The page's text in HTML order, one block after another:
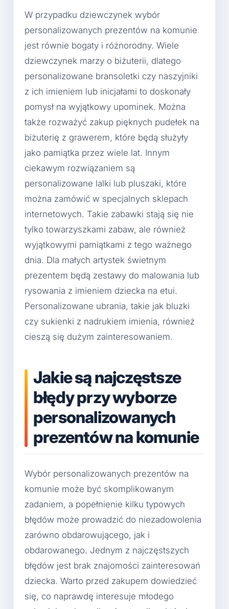
W przypadku dziewczynek wybór
personalizowanych prezentów na komunie
jest równie bogaty i różnorodny. Wiele
dziewczynek marzy o biżuterii, dlatego
personalizowane bransoletki czy naszyjniki
z ich imieniem lub inicjałami to doskonały
pomysł na wyjątkowy upominek. Można
także rozważyć zakup pięknych pudełek na
biżuterię z grawerem, które będą służyły
jako pamiątka przez wiele lat. Innym
ciekawym rozwiązaniem są
personalizowane lalki lub pluszaki, które
można zamówić w specjalnych sklepach
internetowych. Takie zabawki stają się nie
tylko towarzyszkami zabaw, ale również
wyjątkowymi pamiątkami z tego ważnego
dnia. Dla małych artystek świetnym
prezentem będą zestawy do malowania lub
rysowania z imieniem dziecka na etui.
Personalizowane ubrania, takie jak bluzki
czy sukienki z nadrukiem imienia, również
cieszą się dużym zainteresowaniem.
Jakie są najczęstsze
błędy przy wyborze
personalizowanych
prezentów na komunie
Wybór personalizowanych prezentów na
komunie może być skomplikowanym
zadaniem, a popełnienie kilku typowych
błędów może prowadzić do niezadowolenia
zarówno obdarowującego, jak i
obdarowanego. Jednym z najczęstszych
błędów jest brak znajomości zainteresowań
dziecka. Warto przed zakupem dowiedzieć
się, co naprawdę interesuje młodego